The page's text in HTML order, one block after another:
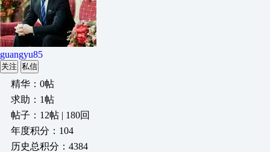
guangyu85
关注 私信
精华：0帖
求助：1帖
帖子：12帖 | 180回
年度积分：104
历史总积分：4384